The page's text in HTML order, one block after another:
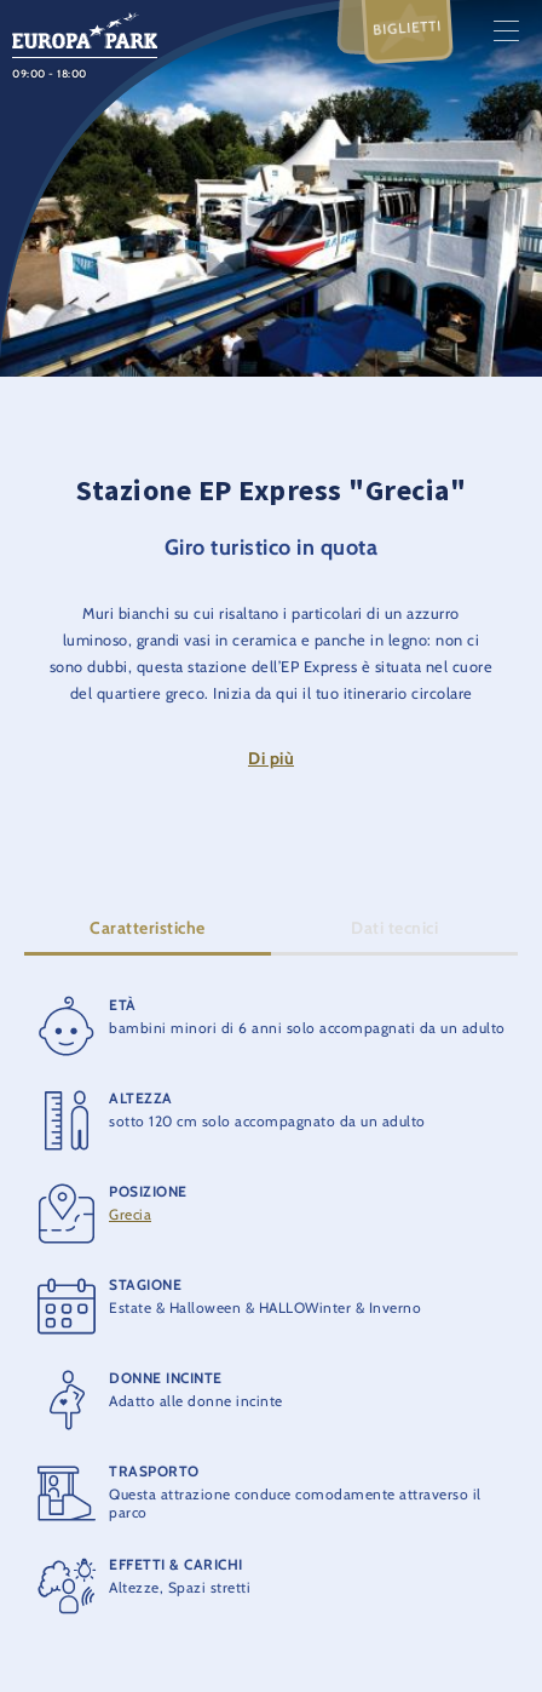
09:00 - 18:00
BIGLIETTI
Stazione EP Express "Grecia"
Giro turistico in quota
Muri bianchi su cui risaltano i particolari di un azzurro
luminoso, grandi vasi in ceramica e panche in legno: non ci
sono dubbi, questa stazione dell’EP Express è situata nel cuore
del quartiere greco. Inizia da qui il tuo itinerario circolare
raggiungere rapidamente i diversi quartieri tematici.
Di più
Caratteristiche Dati tecnici
ETÀ
bambini minori di 6 anni solo accompagnati da un adulto
ALTEZZA
sotto 120 cm solo accompagnato da un adulto
POSIZIONE
Grecia
STAGIONE
Estate & Halloween & HALLOWinter & Inverno
DONNE INCINTE
Adatto alle donne incinte
TRASPORTO
Questa attrazione conduce comodamente attraverso il
parco
EFFETTI & CARICHI
Altezze, Spazi stretti
DURATA
13 min.
ALTEZZA
6 m
APERTURA
1995
COSTRUTTORE
AEG von Roll
CAPACITÀ MASSIMA
93 persone per treno
CAPACITÀ TEORICA
1200 persone / ora